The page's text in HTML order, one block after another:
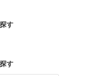
す
す